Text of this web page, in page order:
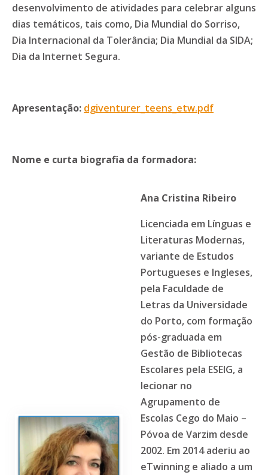
desenvolvimento de atividades para celebrar alguns
dias temáticos, tais como, Dia Mundial do Sorriso,
Dia Internacional da Tolerância; Dia Mundial da SIDA;
Dia da Internet Segura.
Apresentação: dgiventurer_teens_etw.pdf
Nome e curta biografia da formadora:
Ana Cristina Ribeiro
Licenciada em Línguas e
Literaturas Modernas,
variante de Estudos
Portugueses e Ingleses,
pela Faculdade de
Letras da Universidade
do Porto, com formação
pós-graduada em
Gestão de Bibliotecas
Escolares pela ESEIG, a
lecionar no
Agrupamento de
Escolas Cego do Maio –
Póvoa de Varzim desde
2002. Em 2014 aderiu ao
eTwinning e aliado a um